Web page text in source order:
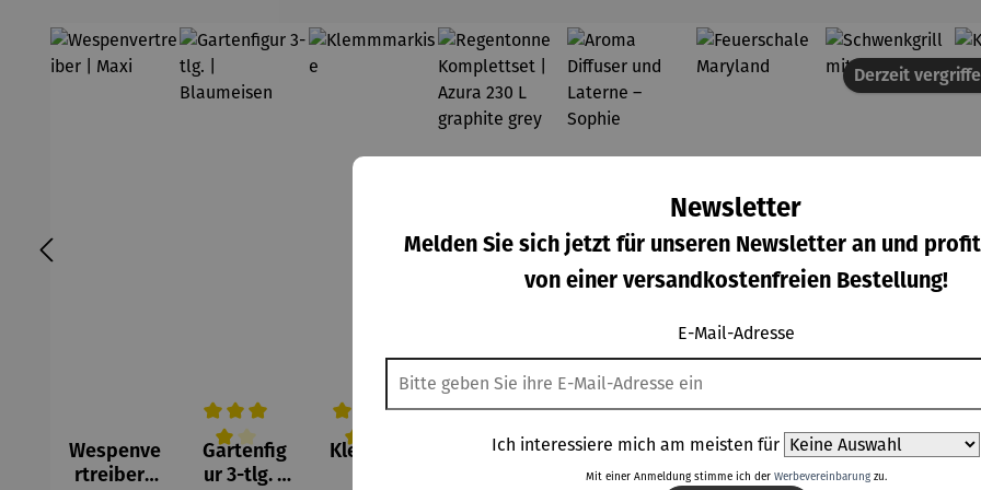
Wespenve
rtreiber |
Durchschnittliche Bewertung von 4 von 5 Sternen
Gartenfig
ur 3-tlg. |
Durchschnittliche Bewertung von 4.3 von 5 Sternen
Klemmma
Durchschnittliche Bewertung von 5 von 5 Sternen
Regenton
Durchschnittliche Bewertung von 4 von 5 Sternen
Aroma
Diffuser
Feuerscha
le
Derzeit
Schwenkg
rill mit
Newsletter
Melden Sie sich jetzt für unseren Newsletter an und
von einer versandkostenfreien Bestellung!
E-Mail-Adresse
Ich interessiere mich am meisten für
Mit einer Anmeldung stimme ich der Werbevereinbarungzu.